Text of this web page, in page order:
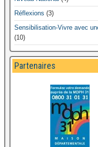
Réflexions (3)
Sensibilisation-Vivre avec
(10)
Partenaires